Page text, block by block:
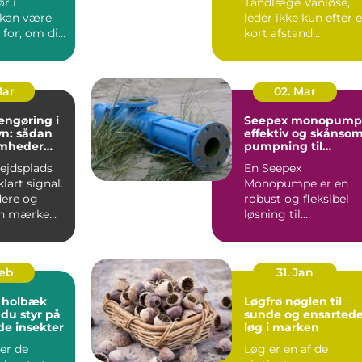
være
for, om dit
leder ikke kun efter
kort afstand
også have ...
i
sådan
signal.
og
mærke
02. Mar
Seepex
effektiv og skånsom
pumpning til
En Seepex
Monopumpe er en
robust og fleksibel
løsning til
arbejder med
tyktflydend...
styr på
insekter
de
31. Jan
Løgfrø nøglen til
sunde og
løg i marken
Løg er en af de